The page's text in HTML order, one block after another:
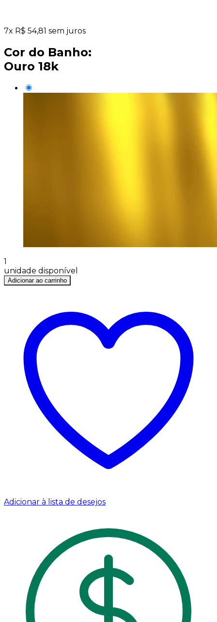
7x R$ 54,81 sem juros
Cor do Banho:
Ouro 18k
1
unidade disponível
Adicionar ao carrinho
Adicionar à lista de desejos